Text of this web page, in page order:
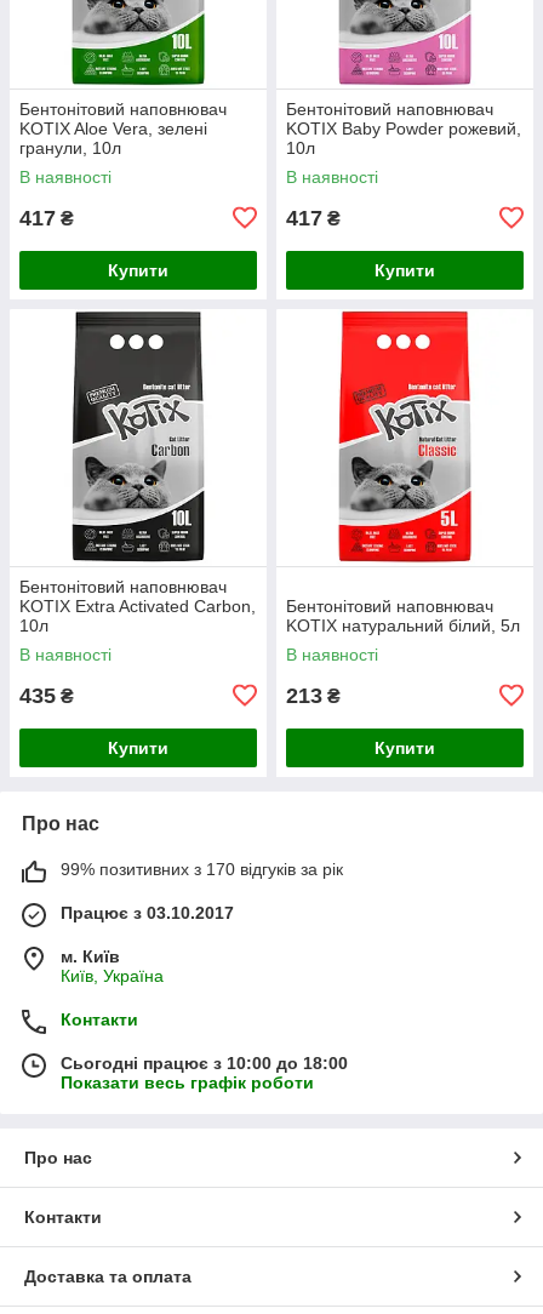
Бентонітовий наповнювач
KOTIX Aloe Vera, зелені
гранули, 10л
В наявності
417 ₴
Купити
Бентонітовий наповнювач
KOTIX Baby Powder рожевий,
10л
В наявності
417 ₴
Купити
Бентонітовий наповнювач
KOTIX Extra Activated Carbon,
10л
В наявності
435 ₴
Купити
Бентонітовий наповнювач
KOTIX натуральний білий, 5л
В наявності
213 ₴
Купити
Про нас
99% позитивних з 170 відгуків за рік
Працює з 03.10.2017
м. Київ
Київ, Україна
Контакти
Сьогодні працює з 10:00 до 18:00
Показати весь графік роботи
Про нас
Контакти
Доставка та оплата